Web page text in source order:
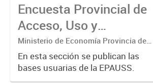
(EPH) para los 6 aglomerados
urbanos de la Provincia de
Buenos...
Encuesta Provincial de
Acceso, Uso y
Satisfacción con los
Servicios de Salud
(EPAUSS).
Ministerio de Economía Provincia de
Buenos Aires. Subsecretaria de
Coordinación económica y estadística.
Dirección Provincial de Estadística
En esta sección se publican las
bases usuarias de la EPAUSS.